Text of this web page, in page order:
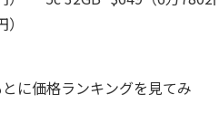
に価格ランキングを見てみ